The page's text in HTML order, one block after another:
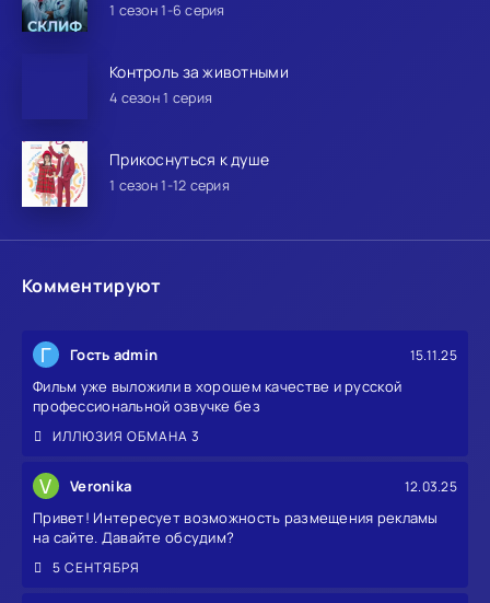
1 сезон 1-6 серия
Контроль за животными
4 сезон 1 серия
Прикоснуться к душе
1 сезон 1-12 серия
Комментируют
Г Гость admin 15.11.25
Фильм уже выложили в хорошем качестве и русской
профессиональной озвучке без
ИЛЛЮЗИЯ ОБМАНА 3
V Veronika 12.03.25
Привет! Интересует возможность размещения рекламы
на сайте. Давайте обсудим?
5 СЕНТЯБРЯ